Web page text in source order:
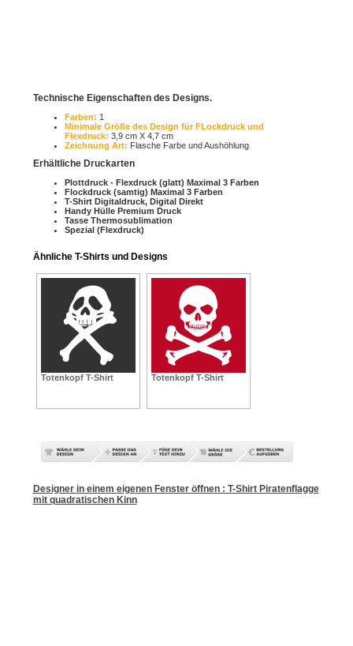
Technische Eigenschaften des Designs.
Farben: 1
Minimale Größe des Design für FLockdruck und
Flexdruck: 3,9 cm X 4,7 cm
Zeichnung Art: Flasche Farbe und Aushöhlung
Erhältliche Druckarten
Plottdruck - Flexdruck (glatt) Maximal 3 Farben
Flockdruck (samtig) Maximal 3 Farben
T-Shirt Digitaldruck, Digital Direkt
Handy Hülle Premium Druck
Tasse Thermosublimation
Spezial (Flexdruck)
Ähnliche T-Shirts und Designs
Totenkopf T-Shirt Totenkopf T-Shirt
Designer in einem eigenen Fenster öffnen : T-Shirt Piratenflagge
mit quadratischen Kinn